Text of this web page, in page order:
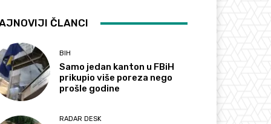
ČLANCI
BIH
Samo jedan kanton u FBiH
prikupio više poreza nego
prošle godine
RADAR DESK